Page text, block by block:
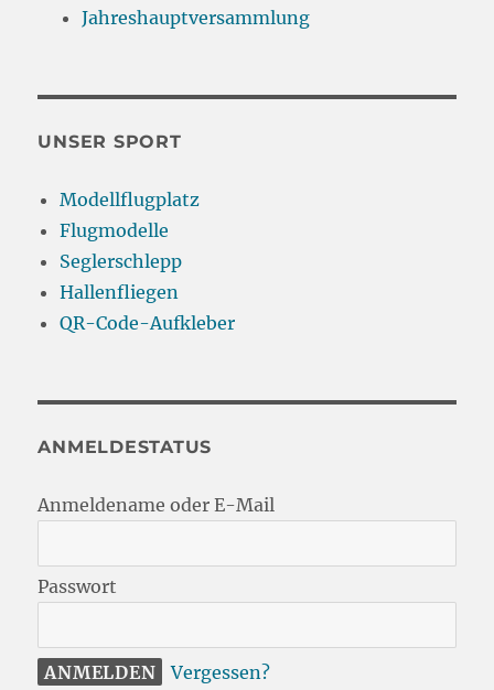
Jahreshauptversammlung
UNSER SPORT
Modellflugplatz
Flugmodelle
Seglerschlepp
Hallenfliegen
QR-Code-Aufkleber
ANMELDESTATUS
Anmeldename oder E-Mail
Passwort
Vergessen?